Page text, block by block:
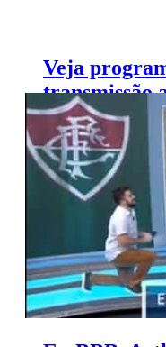
Veja
transmissão
FOX Sports